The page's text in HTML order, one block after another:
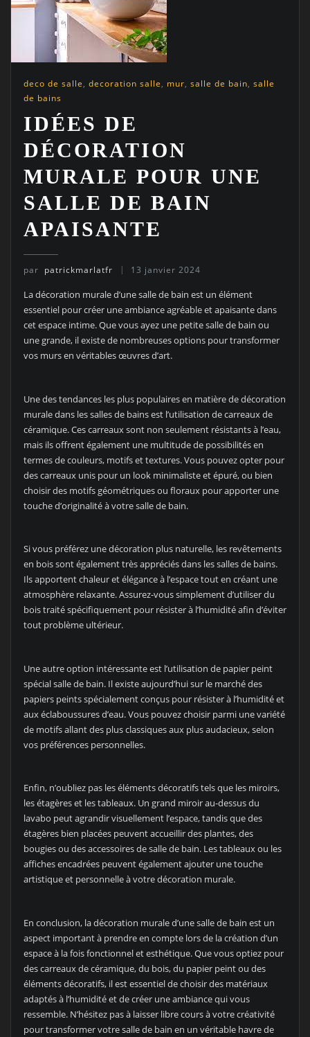
deco de salle, decoration salle, mur, salle de bain, salle
de bains
IDÉES DE
DÉCORATION
MURALE POUR UNE
SALLE DE BAIN
APAISANTE
par patrickmarlatfr 13 janvier 2024
La décoration murale d’une salle de bain est un élément
essentiel pour créer une ambiance agréable et apaisante dans
cet espace intime. Que vous ayez une petite salle de bain ou
une grande, il existe de nombreuses options pour transformer
vos murs en véritables œuvres d’art.
Une des tendances les plus populaires en matière de décoration
murale dans les salles de bains est l’utilisation de carreaux de
céramique. Ces carreaux sont non seulement résistants à l’eau,
mais ils offrent également une multitude de possibilités en
termes de couleurs, motifs et textures. Vous pouvez opter pour
des carreaux unis pour un look minimaliste et épuré, ou bien
choisir des motifs géométriques ou floraux pour apporter une
touche d’originalité à votre salle de bain.
Si vous préférez une décoration plus naturelle, les revêtements
en bois sont également très appréciés dans les salles de bains.
Ils apportent chaleur et élégance à l’espace tout en créant une
atmosphère relaxante. Assurez-vous simplement d’utiliser du
bois traité spécifiquement pour résister à l’humidité afin d’éviter
tout problème ultérieur.
Une autre option intéressante est l’utilisation de papier peint
spécial salle de bain. Il existe aujourd’hui sur le marché des
papiers peints spécialement conçus pour résister à l’humidité et
aux éclaboussures d’eau. Vous pouvez choisir parmi une variété
de motifs allant des plus classiques aux plus audacieux, selon
vos préférences personnelles.
Enfin, n’oubliez pas les éléments décoratifs tels que les miroirs,
les étagères et les tableaux. Un grand miroir au-dessus du
lavabo peut agrandir visuellement l’espace, tandis que des
étagères bien placées peuvent accueillir des plantes, des
bougies ou des accessoires de salle de bain. Les tableaux ou les
affiches encadrées peuvent également ajouter une touche
artistique et personnelle à votre décoration murale.
En conclusion, la décoration murale d’une salle de bain est un
aspect important à prendre en compte lors de la création d’un
espace à la fois fonctionnel et esthétique. Que vous optiez pour
des carreaux de céramique, du bois, du papier peint ou des
éléments décoratifs, il est essentiel de choisir des matériaux
adaptés à l’humidité et de créer une ambiance qui vous
ressemble. N’hésitez pas à laisser libre cours à votre créativité
pour transformer votre salle de bain en un véritable havre de